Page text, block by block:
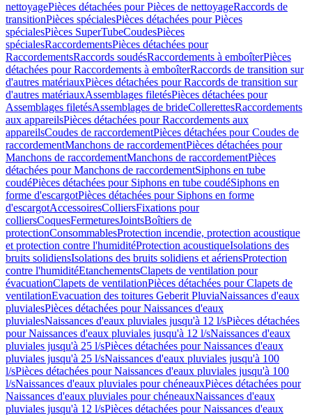
nettoyagePièces détachées pour Pièces de nettoyageRaccords de
transitionPièces spécialesPièces détachées pour Pièces
spécialesPièces SuperTubeCoudesPièces
spécialesRaccordementsPièces détachées pour
RaccordementsRaccords soudésRaccordements à emboîterPièces
détachées pour Raccordements à emboîterRaccords de transition sur
d'autres matériauxPièces détachées pour Raccords de transition sur
d'autres matériauxAssemblages filetésPièces détachées pour
Assemblages filetésAssemblages de brideCollerettesRaccordements
aux appareilsPièces détachées pour Raccordements aux
appareilsCoudes de raccordementPièces détachées pour Coudes de
raccordementManchons de raccordementPièces détachées pour
Manchons de raccordementManchons de raccordementPièces
détachées pour Manchons de raccordementSiphons en tube
coudéPièces détachées pour Siphons en tube coudéSiphons en
forme d'escargotPièces détachées pour Siphons en forme
d'escargotAccessoiresColliersFixations pour
colliersCoquesFermeturesJointsBoîtiers de
protectionConsommablesProtection incendie, protection acoustique
et protection contre l'humiditéProtection acoustiqueIsolations des
bruits solidiensIsolations des bruits solidiens et aériensProtection
contre l'humiditéEtanchementsClapets de ventilation pour
évacuationClapets de ventilationPièces détachées pour Clapets de
ventilationEvacuation des toitures Geberit PluviaNaissances d'eaux
pluvialesPièces détachées pour Naissances d'eaux
pluvialesNaissances d'eaux pluviales jusqu'à 12 l/sPièces détachées
pour Naissances d'eaux pluviales jusqu'à 12 l/sNaissances d'eaux
pluviales jusqu'à 25 l/sPièces détachées pour Naissances d'eaux
pluviales jusqu'à 25 l/sNaissances d'eaux pluviales jusqu'à 100
l/sPièces détachées pour Naissances d'eaux pluviales jusqu'à 100
l/sNaissances d'eaux pluviales pour chéneauxPièces détachées pour
Naissances d'eaux pluviales pour chéneauxNaissances d'eaux
pluviales jusqu'à 12 l/sPièces détachées pour Naissances d'eaux